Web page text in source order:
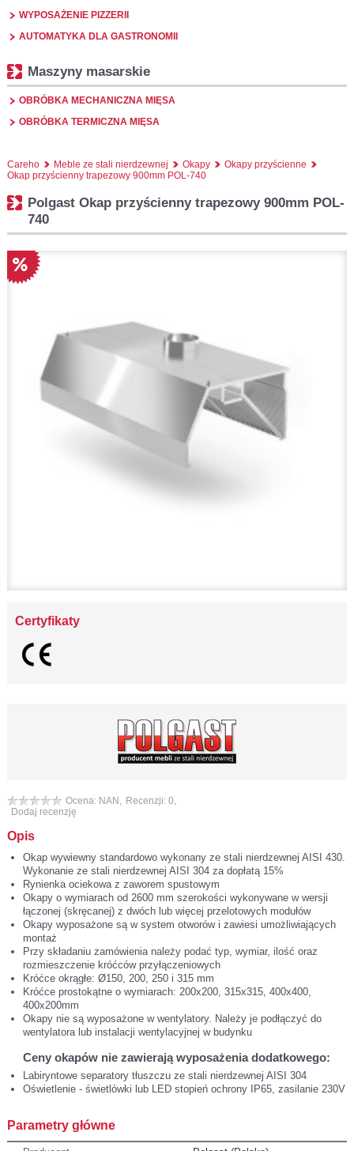
WYPOSAŻENIE PIZZERII
AUTOMATYKA DLA GASTRONOMII
Maszyny masarskie
OBRÓBKA MECHANICZNA MIĘSA
OBRÓBKA TERMICZNA MIĘSA
Careho Meble ze stali nierdzewnej Okapy
Okapy przyścienne
Okap przyścienny trapezowy 900mm POL-740
Polgast Okap przyścienny trapezowy 900mm POL-
740
Certyfikaty
Ocena: NAN, Recenzji: 0,
Dodaj recenzję
Opis
Okap wywiewny standardowo wykonany ze stali nierdzewnej AISI 430.
Wykonanie ze stali nierdzewnej AISI 304 za dopłatą 15%
Rynienka ociekowa z zaworem spustowym
Okapy o wymiarach od 2600 mm szerokości wykonywane w wersji
łączonej (skręcanej) z dwóch lub więcej przelotowych modułów
Okapy wyposażone są w system otworów i zawiesi umożliwiających
montaż
Przy składaniu zamówienia należy podać typ, wymiar, ilość oraz
rozmieszczenie króćców przyłączeniowych
Króćce okrągłe: Ø150, 200, 250 i 315 mm
Króćce prostokątne o wymiarach: 200x200, 315x315, 400x400,
400x200mm
Okapy nie są wyposażone w wentylatory. Należy je podłączyć do
wentylatora lub instalacji wentylacyjnej w budynku
Ceny okapów nie zawierają wyposażenia dodatkowego:
Labiryntowe separatory tłuszczu ze stali nierdzewnej AISI 304
Oświetlenie - świetlówki lub LED stopień ochrony IP65, zasilanie 230V
Parametry główne